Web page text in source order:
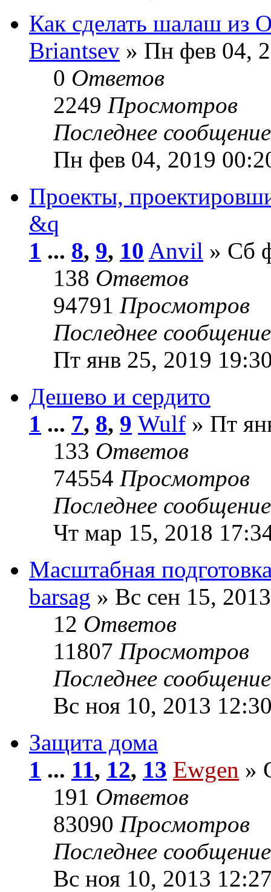
Как сделать шалаш из
Briantsev » Пн фев 04,
0 Ответов
2249 Просмотров
Последнее
Пн фев 04, 2019
Проекты,
&q
1 ... 8, 9, 10 Anvil » Сб
138 Ответов
94791 Просмотров
Последнее
Пт янв 25, 2019
Дешево и сердито
1 ... 7, 8, 9 Wulf » Пт
133 Ответов
74554 Просмотров
Последнее
Чт мар 15, 2018
Масштабная
barsag » Вс сен 15,
12 Ответов
11807 Просмотров
Последнее
Вс ноя 10, 2013
Защита дома
1 ... 11, 12, 13 Ewgen »
191 Ответов
83090 Просмотров
Последнее
Вс ноя 10, 2013